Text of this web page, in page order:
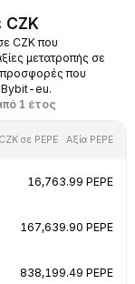
CZK
CZK που
μετατροπής σε
προσφορές που
Bybit-eu.
1 έτος
σε PEPE Αξία PEPE
16,763.99 PEPE
167,639.90 PEPE
838,199.49 PEPE